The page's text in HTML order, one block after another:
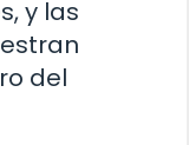
y las
del